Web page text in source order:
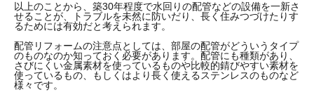
以上のことから、築30年程度で水回りの配管などの設備を一新さ
せることが、トラブルを未然に防いだり、長く住みつづけたりす
るためには有効だと考えられます。
配管リフォームの注意点としては、部屋の配管がどういうタイプ
のものなのか知っておく必要があります。配管にも種類があり、
さびにくい金属素材を使っているものや比較的錆びやすい素材を
使っているもの、もしくはより長く使えるステンレスのものなど
様々です。